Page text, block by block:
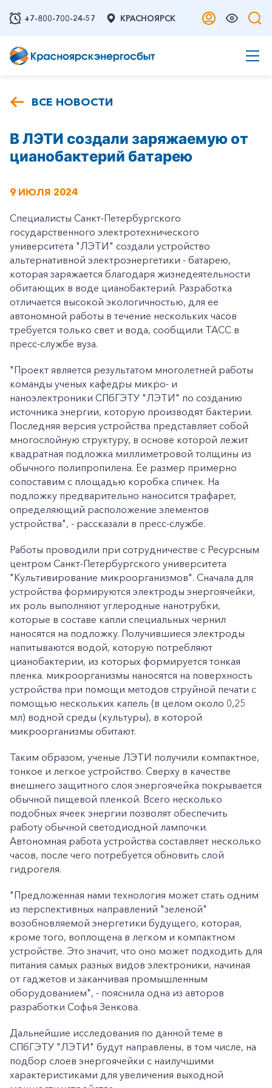
+7-800-700-24-57 КРАСНОЯРСК
ВСЕ НОВОСТИ
В ЛЭТИ создали заряжаемую от
цианобактерий батарею
9 ИЮЛЯ 2024
Специалисты Санкт-Петербургского
государственного электротехнического
университета "ЛЭТИ" создали устройство
альтернативной электроэнергетики - батарею,
которая заряжается благодаря жизнедеятельности
обитающих в воде цианобактерий. Разработка
отличается высокой экологичностью, для ее
автономной работы в течение нескольких часов
требуется только свет и вода, сообщили ТАСС в
пресс-службе вуза.
"Проект является результатом многолетней работы
команды ученых кафедры микро- и
наноэлектроники СПбГЭТУ "ЛЭТИ" по созданию
источника энергии, которую производят бактерии.
Последняя версия устройства представляет собой
многослойную структуру, в основе которой лежит
квадратная подложка миллиметровой толщины из
обычного полипропилена. Ее размер примерно
сопоставим с площадью коробка спичек. На
подложку предварительно наносится трафарет,
определяющий расположение элементов
устройства", - рассказали в пресс-службе.
Работы проводили при сотрудничестве с Ресурсным
центром Санкт-Петербургского университета
"Культивирование микроорганизмов". Сначала для
устройства формируются электроды энергоячейки,
их роль выполняют углеродные нанотрубки,
которые в составе капли специальных чернил
наносятся на подложку. Получившиеся электроды
напитываются водой, которую потребляют
цианобактерии, из которых формируется тонкая
пленка. микроорганизмы наносятся на поверхность
устройства при помощи методов струйной печати с
помощью нескольких капель (в целом около 0,25
мл) водной среды (культуры), в которой
микроорганизмы обитают.
Таким образом, ученые ЛЭТИ получили компактное,
тонкое и легкое устройство. Сверху в качестве
внешнего защитного слоя энергоячейка покрывается
обычной пищевой пленкой. Всего несколько
подобных ячеек энергии позволят обеспечить
работу обычной светодиодной лампочки.
Автономная работа устройства составляет несколько
часов, после чего потребуется обновить слой
гидрогеля.
"Предложенная нами технология может стать одним
из перспективных направлений "зеленой"
возобновляемой энергетики будущего, которая,
кроме того, воплощена в легком и компактном
устройстве. Это значит, что оно может подходить для
питания самых разных видов электроники, начиная
от гаджетов и заканчивая промышленным
оборудованием", - пояснила одна из авторов
разработки Софья Зенкова.
Дальнейшие исследования по данной теме в
СПбГЭТУ "ЛЭТИ" будут направлены, в том числе, на
подбор слоев энергоячейки с наилучшими
характеристиками для увеличения выходной